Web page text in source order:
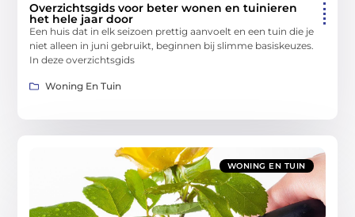
Overzichtsgids voor beter wonen en tuinieren
het hele jaar door
Een huis dat in elk seizoen prettig aanvoelt en een tuin die je
niet alleen in juni gebruikt, beginnen bij slimme basiskeuzes.
In deze overzichtsgids
Woning En Tuin
WONING EN TUIN